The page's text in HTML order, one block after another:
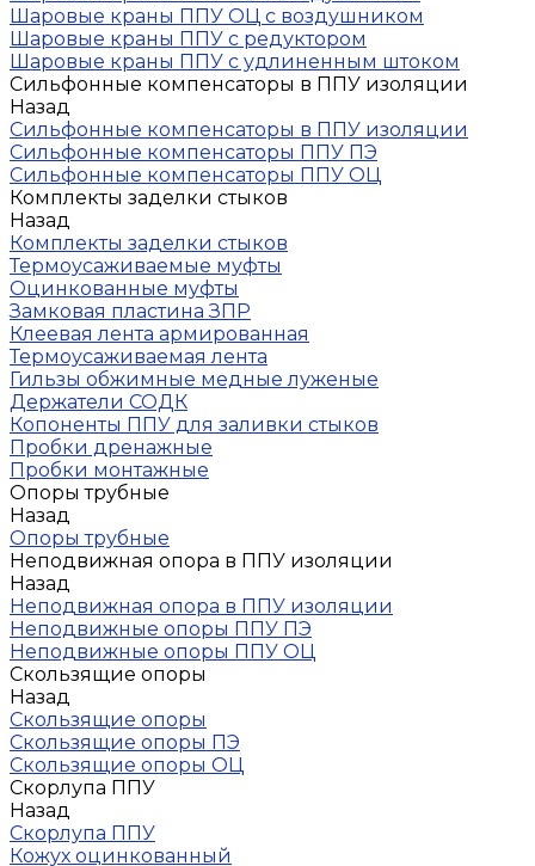
Шаровые краны ППУ ОЦ с воздушником
Шаровые краны ППУ с редуктором
Шаровые краны ППУ с удлиненным штоком
Сильфонные компенсаторы в ППУ изоляции
Назад
Сильфонные компенсаторы в ППУ изоляции
Сильфонные компенсаторы ППУ ПЭ
Сильфонные компенсаторы ППУ ОЦ
Комплекты заделки стыков
Назад
Комплекты заделки стыков
Термоусаживаемые муфты
Оцинкованные муфты
Замковая пластина ЗПР
Клеевая лента армированная
Термоусаживаемая лента
Гильзы обжимные медные луженые
Держатели СОДК
Копоненты ППУ для заливки стыков
Пробки дренажные
Пробки монтажные
Опоры трубные
Назад
Опоры трубные
Неподвижная опора в ППУ изоляции
Назад
Неподвижная опора в ППУ изоляции
Неподвижные опоры ППУ ПЭ
Неподвижные опоры ППУ ОЦ
Скользящие опоры
Назад
Скользящие опоры
Скользящие опоры ПЭ
Скользящие опоры ОЦ
Скорлупа ППУ
Назад
Скорлупа ППУ
Кожух оцинкованный